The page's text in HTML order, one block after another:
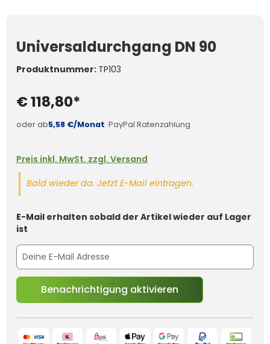
Universaldurchgang DN 90
Produktnummer: TP103
€ 118,80*
oder ab5,58 €/Monat ·PayPal Ratenzahlung
Preis inkl. MwSt. zzgl. Versand
Bald wieder da. Jetzt E-Mail eintragen.
E-Mail erhalten sobald der Artikel wieder auf Lager
ist
Benachrichtigung aktivieren